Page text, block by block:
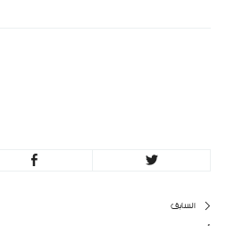
تصفّح
السابق